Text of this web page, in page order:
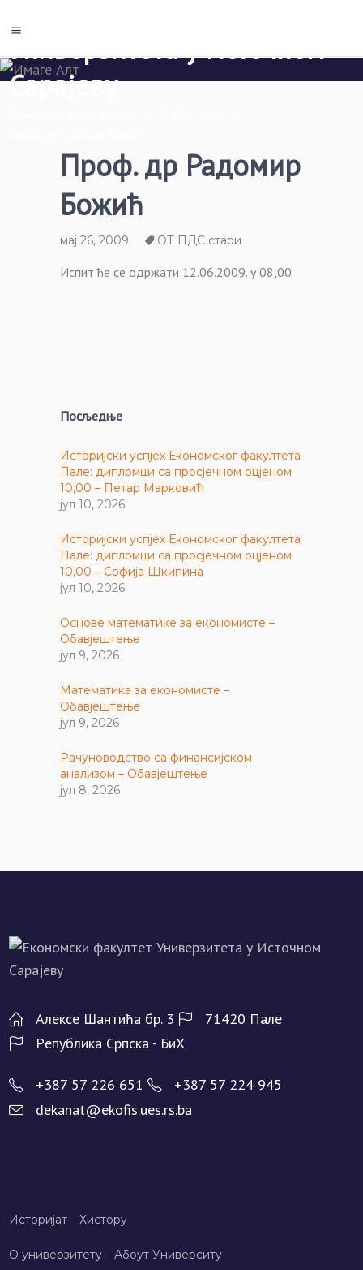
Сарајеву
Проф. др Радомир
Божић
мај 26, 2009 ОТ ПДС стари
Испит ће се одржати 12.06.2009. у 08,00
Посљедње
Историјски успјех Економског факултета
Пале: дипломци са просјечном оцјеном
10,00 – Петар Марковић
јул 10, 2026
Историјски успјех Економског факултета
Пале: дипломци са просјечном оцјеном
10,00 – Софија Шкипина
јул 10, 2026
Основе математике за економисте –
Обавјештење
јул 9, 2026
Математика за економисте –
Обавјештење
јул 9, 2026
Рачуноводство са финансијском
анализом – Обавјештење
јул 8, 2026
Алeксe Шантића бр. 3
71420 Палe
Рeпублика Српска - БиХ
+387 57 226 651
+387 57 224 945
dekanat@ekofis.ues.rs.ba
Историјат – Хисторy
О универзитету – Абоут Университy